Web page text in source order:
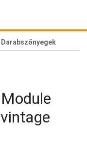
Darabszőnyegek